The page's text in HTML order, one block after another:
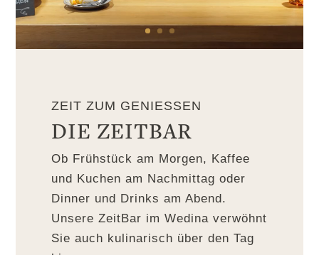
ZEIT ZUM GENIESSEN
DIE ZEITBAR
Ob Frühstück am Morgen, Kaffee
und Kuchen am Nachmittag oder
Dinner und Drinks am Abend.
Unsere ZeitBar im Wedina verwöhnt
Sie auch kulinarisch über den Tag